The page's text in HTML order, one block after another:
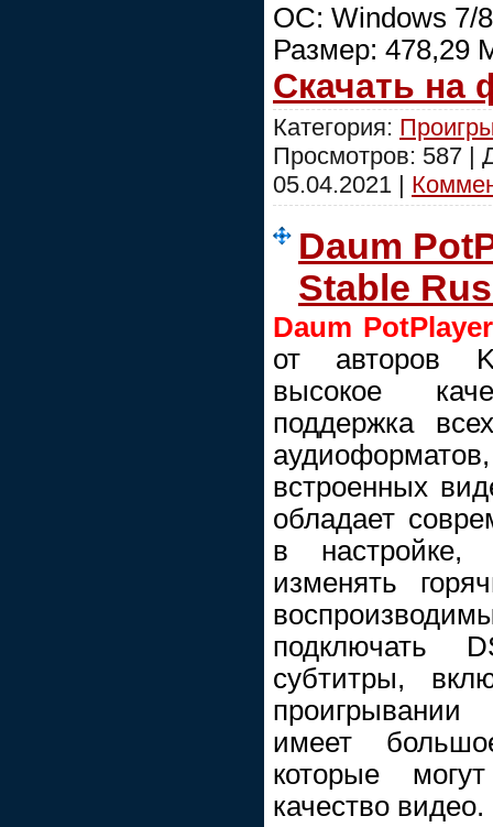
ОС: Windows 7/
Размер: 478,29
Скачать на
Категория:
Просмотров: 587 |
05.04.2021 |
Daum
Stable
Daum PotPlayer
от авторов
высокое
поддержка
встроенных
обладает
в настройке,
изменять
подключать
субтитры,
имеет
которые
качество видео.